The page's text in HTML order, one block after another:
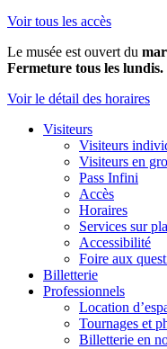
Voir tous les accès
Le musée est ouvert du
Fermeture tous les lundis.
Voir le détail des horaires
Visiteurs
Visiteurs
Visiteurs en
Pass Infini
Accès
Horaires
Services sur
Accessibilité
Foire aux
Billetterie
Professionnels
Location
Tournages et
Billetterie en